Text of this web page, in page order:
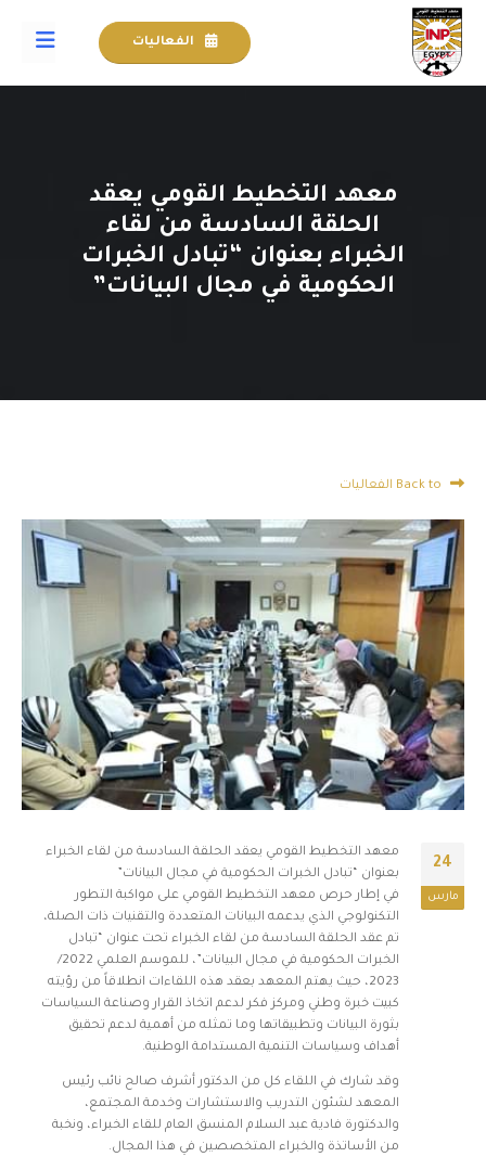
الفعاليات
معهد التخطيط القومي يعقد
الحلقة السادسة من لقاء
الخبراء بعنوان “تبادل الخبرات
الحكومية في مجال البيانات”
24
مارس
معهد التخطيط القومي يعقد الحلقة السادسة من لقاء الخبراء
بعنوان “تبادل الخبرات الحكومية في مجال البيانات”
في إطار حرص معهد التخطيط القومي على مواكبة التطور
التكنولوجي الذي يدعمه البيانات المتعددة والتقنيات ذات الصلة،
تم عقد الحلقة السادسة من لقاء الخبراء تحت عنوان “تبادل
الخبرات الحكومية في مجال البيانات”، للموسم العلمي 2022/
2023، حيث يهتم المعهد بعقد هذه اللقاءات انطلاقاً من رؤيته
كبيت خبرة وطني ومركز فكر لدعم اتخاذ القرار وصناعة السياسات
بثورة البيانات وتطبيقاتها وما تمثله من أهمية لدعم تحقيق
أهداف وسياسات التنمية المستدامة الوطنية.
وقد شارك في اللقاء كل من الدكتور أشرف صالح نائب رئيس
المعهد لشئون التدريب والاستشارات وخدمة المجتمع،
والدكتورة فادية عبد السلام المنسق العام للقاء الخبراء، ونخبة
من الأساتذة والخبراء المتخصصين في هذا المجال.